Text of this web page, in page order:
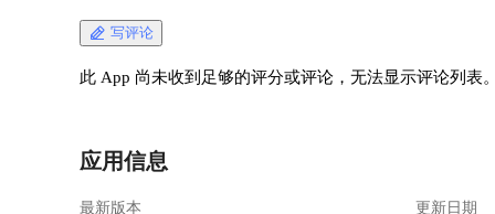
写评论
此 App 尚未收到足够的评分或评论，无法显示评论列表。
应用信息
最新版本 更新日期